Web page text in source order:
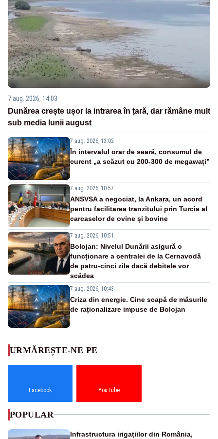
7 aug. 2026, 14:03
Dunărea crește ușor la intrarea în țară, dar rămâne mult
sub media lunii august
7 aug. 2026, 13:02
În intervalul orar de seară, consumul de
curent „a scăzut cu 200-300 de megawați”
7 aug. 2026, 10:57
ANSVSA a negociat, la Ankara, un acord
pentru facilitarea tranzitului prin Turcia al
carcaselor de ovine și bovine
7 aug. 2026, 10:51
Bolojan: Nivelul Dunării asigură o
funcționare a centralei de la Cernavodă
de patru-cinci zile dacă debitele vor
scădea
7 aug. 2026, 10:43
Criza din energie. Cine scapă de măsurile
de raționalizare impuse de Bolojan
URMĂREȘTE-NE PE
Facebook YouTube
POPULAR
Infrastructura irigațiilor din România,